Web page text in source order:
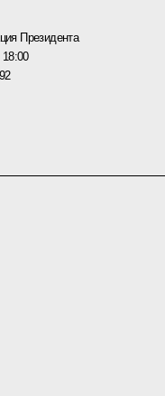
Президента